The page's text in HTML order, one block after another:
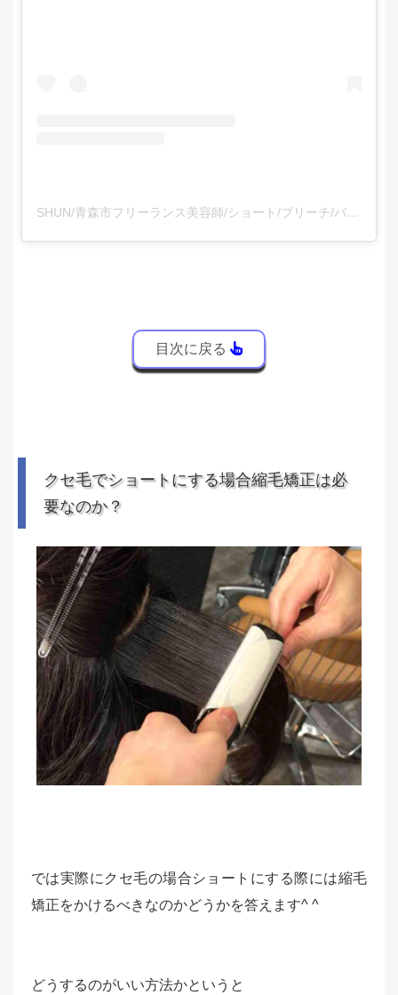
SHUN/青森市フリーランス美容師/ショート/ブリーチ/バレイヤージュ/髪質改善(@shun_p_official)がシェアした投稿
目次に戻る
クセ毛でショートにする場合縮毛矯正は必
要なのか？
では実際にクセ毛の場合ショートにする際には縮毛
矯正をかけるべきなのかどうかを答えます^ ^
どうするのがいい方法かというと